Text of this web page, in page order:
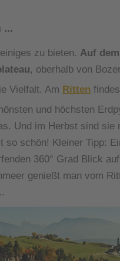
...
zu bieten. Auf
, oberhalb von
Vielfalt. Am Ritten
und höchsten
Und im Herbst sind sie
so schön! Kleiner Tipp:
360° Grad Blick
genießt man vom